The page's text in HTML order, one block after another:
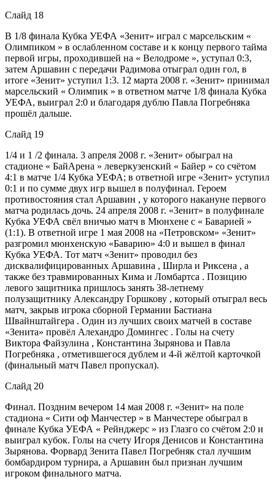
Слайд 18
В 1/8 финала Кубка УЕФА «Зенит» играл с марсельским «
Олимпиком » в ослабленном составе и к концу первого тайма
первой игры, проходившей на « Велодроме », уступал 0:3,
затем Аршавин с передачи Радимова отыграл один гол, в
итоге «Зенит» уступил 1:3. 12 марта 2008 г. «Зенит» принимал
марсельский « Олимпик » в ответном матче 1/8 финала Кубка
УЕФА, выиграл 2:0 и благодаря дублю Павла Погребняка
прошёл дальше.
Слайд 19
1/4 и 1 /2 финала. 3 апреля 2008 г. «Зенит» обыграл на
стадионе « БайАрена » леверкузенский « Байер » со счётом
4:1 в матче 1/4 Кубка УЕФА; в ответной игре «Зенит» уступил
0:1 и по сумме двух игр вышел в полуфинал. Героем
противостояния стал Аршавин , у которого накануне первого
матча родилась дочь. 24 апреля 2008 г. «Зенит» в полуфинале
Кубка УЕФА свёл вничью матч в Мюнхене с « Баварией »
(1:1). В ответной игре 1 мая 2008 на «Петровском» «Зенит»
разгромил мюнхенскую «Баварию» 4:0 и вышел в финал
Кубка УЕФА. Тот матч «Зенит» проводил без
дисквалифицированных Аршавина , Ширла и Риксена , а
также без травмированных Кима и Ломбартса . Позицию
левого защитника пришлось занять 38-летнему
полузащитнику Александру Горшкову , который отыграл весь
матч, закрыв игрока сборной Германии Бастиана
Швайнштайгера . Один из лучших своих матчей в составе
«Зенита» провёл Алехандро Домингес . Голы на счету
Виктора Файзулина , Константина Зырянова и Павла
Погребняка , отметившегося дублем и 4-й жёлтой карточкой
(финальный матч Павел пропускал).
Слайд 20
Финал. Поздним вечером 14 мая 2008 г. «Зенит» на поле
стадиона « Сити оф Манчестер » в Манчестере обыграл в
финале Кубка УЕФА « Рейнджерс » из Глазго со счётом 2:0 и
выиграл кубок. Голы на счету Игоря Денисов и Константина
Зырянова. Форвард Зенита Павел Погребняк стал лучшим
бомбардиром турнира, а Аршавин был признан лучшим
игроком финального матча.